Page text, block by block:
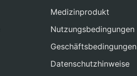
Medizinprodukt
Nutzungsbedingungen
Geschäftsbedingungen
Datenschutzhinweise